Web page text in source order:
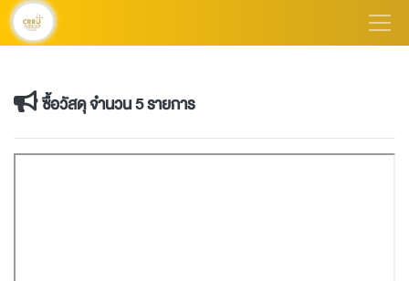
ซื้อวัสดุ จำนวน 5 รายการ